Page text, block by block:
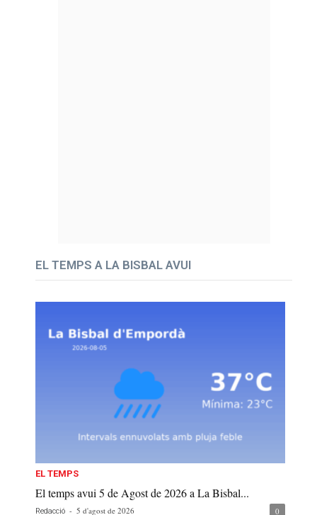
EL TEMPS A LA BISBAL AVUI
EL TEMPS
El temps avui 5 de Agost de 2026 a La Bisbal...
Redacció - 5 d'agost de 2026 0